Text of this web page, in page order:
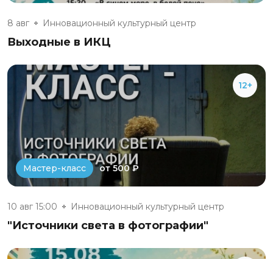
8 авг Инновационный культурный центр
Выходные в ИКЦ
12+
Мастер-класс от 500 ₽
10 авг 15:00 Инновационный культурный центр
"Источники света в фотографии"